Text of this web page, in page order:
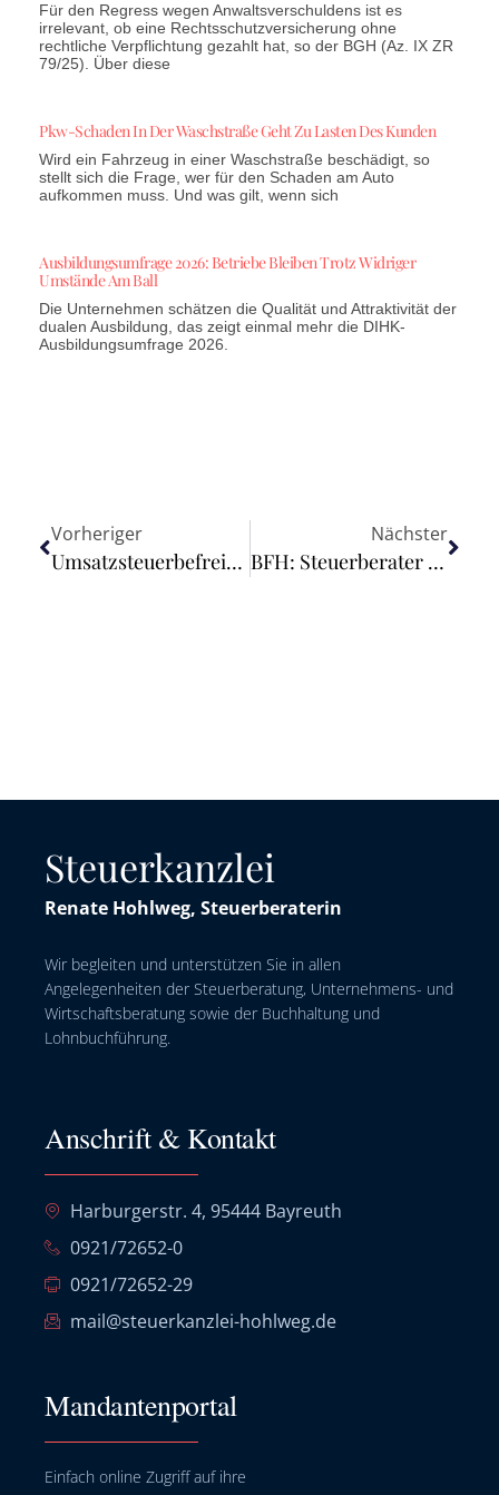
Für den Regress wegen Anwaltsverschuldens ist es
irrelevant, ob eine Rechtsschutzversicherung ohne
rechtliche Verpflichtung gezahlt hat, so der BGH (Az. IX ZR
79/25). Über diese
Pkw-Schaden In Der Waschstraße Geht Zu Lasten Des Kunden
Wird ein Fahrzeug in einer Waschstraße beschädigt, so
stellt sich die Frage, wer für den Schaden am Auto
aufkommen muss. Und was gilt, wenn sich
Ausbildungsumfrage 2026: Betriebe Bleiben Trotz Widriger
Umstände Am Ball
Die Unternehmen schätzen die Qualität und Attraktivität der
dualen Ausbildung, das zeigt einmal mehr die DIHK-
Ausbildungsumfrage 2026.
Vorheriger
Umsatzsteuerbefreiung der Leistungen von Verfahrensbeiständen
Nächster
BFH: Steuerberater sind seit dem 01.01.2023 zur aktiven Nutzung des besonderen elektronischen Steuerberaterpostfachs (beSt) verpflichtet
Steuerkanzlei
Renate Hohlweg, Steuerberaterin
Wir begleiten und unterstützen Sie in allen
Angelegenheiten der Steuerberatung, Unternehmens- und
Wirtschaftsberatung sowie der Buchhaltung und
Lohnbuchführung.
Anschrift & Kontakt
Harburgerstr. 4, 95444 Bayreuth
0921/72652-0
0921/72652-29
mail@steuerkanzlei-hohlweg.de
Mandantenportal
Einfach online Zugriff auf ihre